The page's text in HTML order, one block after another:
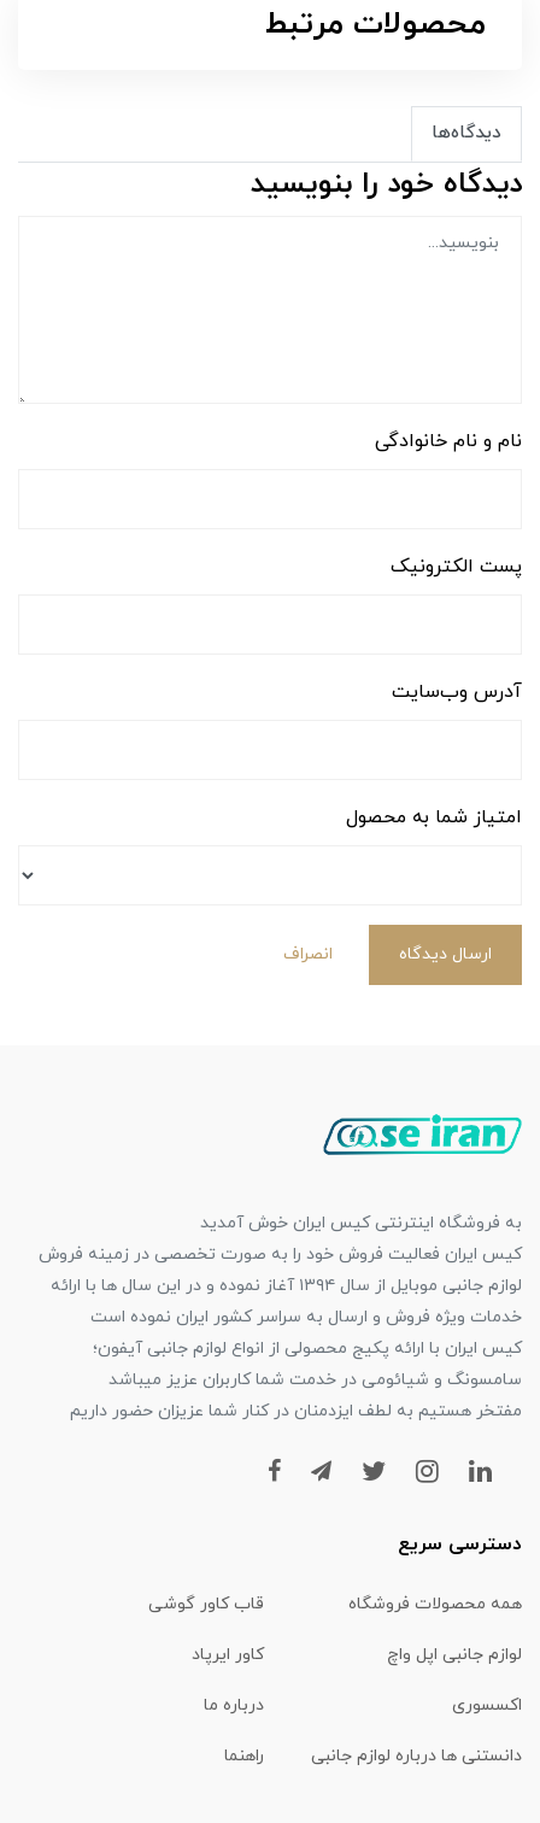
محصولات مرتبط
دیدگاه‌ها
دیدگاه خود را بنویسید
نام و نام خانوادگی
پست الکترونیک
آدرس وب‌سایت
امتیاز شما به محصول
ارسال دیدگاه انصراف
به فروشگاه اینترنتی کیس ایران خوش آمدید
کیس ایران فعالیت فروش خود را به صورت تخصصی در زمینه فروش
لوازم جانبی موبایل از سال ۱۳۹۴ آغاز نموده و در این سال ها با ارائه
خدمات ویژه فروش و ارسال به سراسر کشور ایران نموده است
کیس ایران با ارائه پکیج محصولی از انواع لوازم جانبی آیفون؛
سامسونگ و شیائومی در خدمت شما کاربران عزیز میباشد
مفتخر هستیم به لطف ایزدمنان در کنار شما عزیزان حضور داریم
دسترسی سریع
همه محصولات فروشگاه قاب کاور گوشی
لوازم جانبی اپل واچ کاور ایرپاد
اکسسوری درباره ما
دانستنی ها درباره لوازم جانبی راهنما